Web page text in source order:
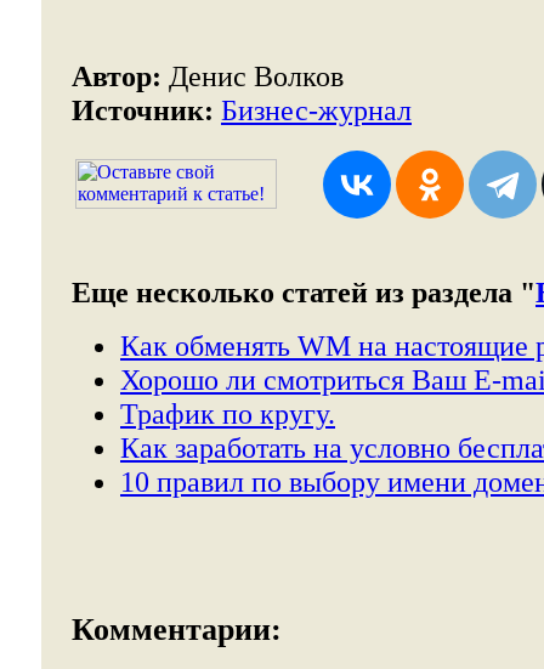
Автор: Денис Волков
Источник: Бизнес-журнал
Еще несколько статей из раздела "
Как обменять WM на настоящие
Хорошо ли смотриться Ваш E-
Трафик по кругу.
Как заработать на условно
10 правил по выбору имени
Комментарии: